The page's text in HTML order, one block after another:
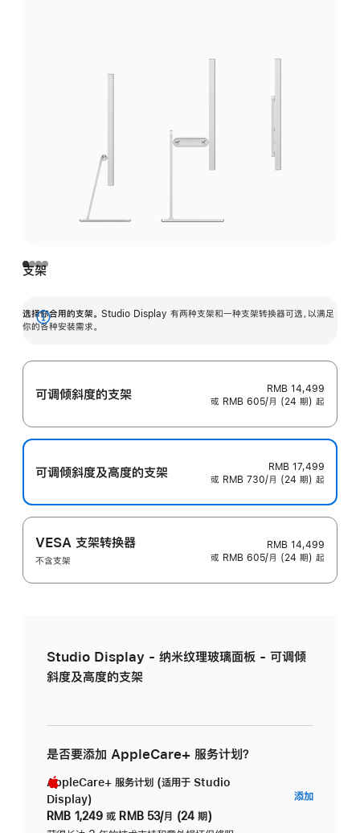
支架
选择你合用的支架。 Studio Display 有两种支架和一种支架转换器可选，以满足
你的各种安装需求。
展
可调倾斜度的支架
RMB 14,499
或 RMB 605/月 (24 期) 起
可调倾斜度及高‍度的支‍架
RMB 17,499
或 RMB 730/月 (24 期) 起
VESA 支架转换器
不含支架
RMB 14,499
或 RMB 605/月 (24 期) 起
Studio Display - 纳米纹理玻璃面板 - 可调倾
斜度及高度的支架
是否要添加 AppleCare+ 服务计划？
AppleCare+ 服务计划 (适用于 Studio
Display)
RMB 1,249 或 RMB 53/月 (24 期)
添加